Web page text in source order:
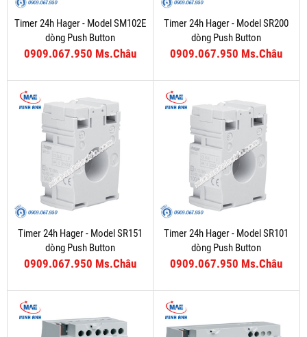
Timer 24h Hager - Model SM102E
dòng Push Button
0909.067.950 Ms.Châu
Timer 24h Hager - Model SR200
dòng Push Button
0909.067.950 Ms.Châu
Timer 24h Hager - Model SR151
dòng Push Button
0909.067.950 Ms.Châu
Timer 24h Hager - Model SR101
dòng Push Button
0909.067.950 Ms.Châu